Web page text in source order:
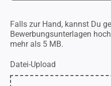
Falls zur Hand, kannst Du
Bewerbungsunterlagen
mehr als 5 MB.
Datei-Upload